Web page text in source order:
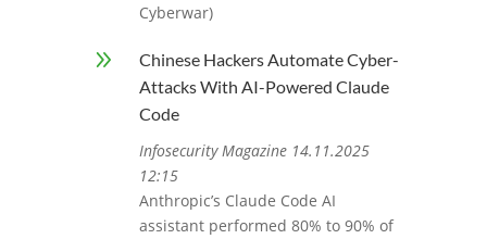
Cyberwar)
9
Chinese Hackers Automate Cyber-
Attacks With AI-Powered Claude
Code
Infosecurity Magazine 14.11.2025
12:15
Anthropic’s Claude Code AI
assistant performed 80% to 90% of